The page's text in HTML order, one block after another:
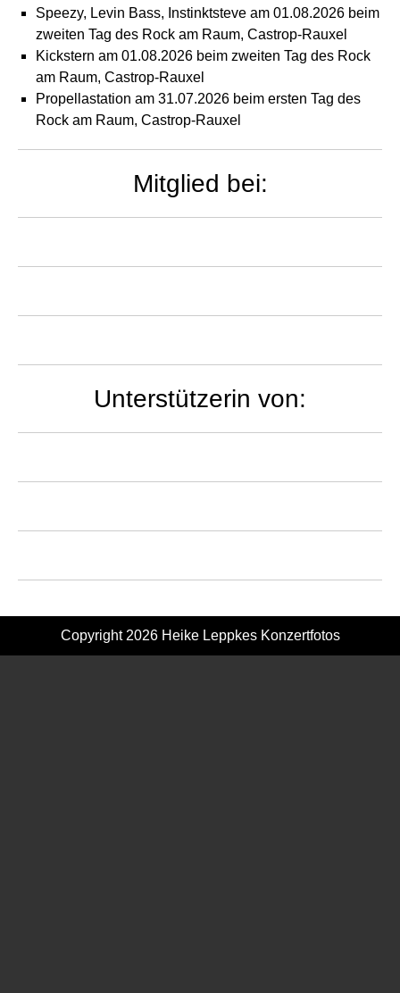
Speezy, Levin Bass, Instinktsteve am 01.08.2026 beim
zweiten Tag des Rock am Raum, Castrop-Rauxel
Kickstern am 01.08.2026 beim zweiten Tag des Rock
am Raum, Castrop-Rauxel
Propellastation am 31.07.2026 beim ersten Tag des
Rock am Raum, Castrop-Rauxel
Mitglied bei:
Unterstützerin von:
Copyright 2026 Heike Leppkes Konzertfotos